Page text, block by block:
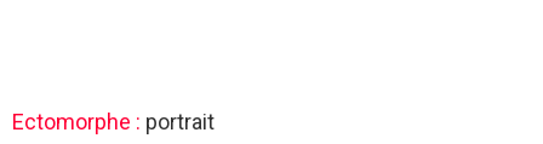
Ectomorphe : portrait